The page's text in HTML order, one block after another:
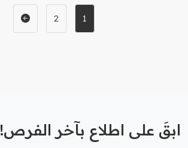
1
2
ابقَ على اطلاع بآخر الفرص!